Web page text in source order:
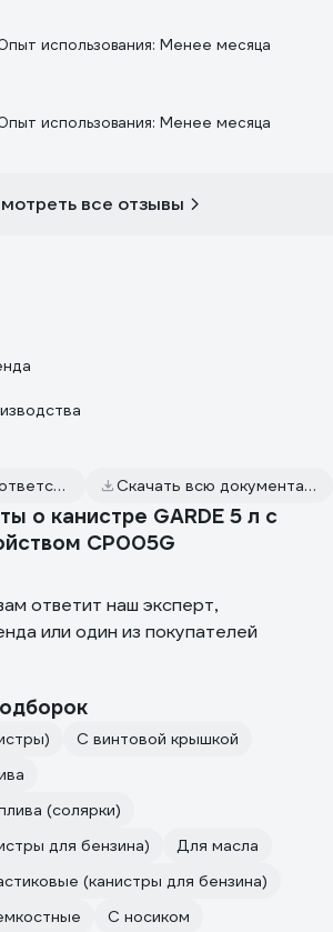
использования: Менее месяца
использования: Менее месяца
все отзывы
Сертификаты соответствия Скачать всю документацию
о канистре GARDE 5 л с
CP005G
ответит наш эксперт,
или один из покупателей
С винтовой крышкой
(солярки)
для бензина)
Для масла
(канистры для бензина)
С носиком